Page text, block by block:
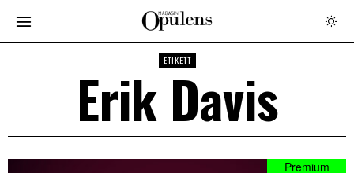
ETIKETT
Erik Davis